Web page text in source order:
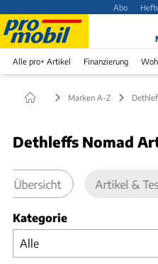
Abo
Alle pro+ Artikel Finanzierung
Marken A-Z
Dethleffs Nomad
Übersicht Artikel &
Kategorie